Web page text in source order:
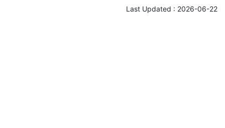
Last Updated : 2026-06-22